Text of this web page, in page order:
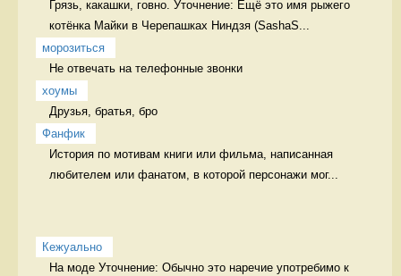
Грязь, какашки, говно. Уточнение: Ещё это имя рыжего
котёнка Майки в Черепашках Ниндзя (SashaS...
морозиться
Не отвечать на телефонные звонки
хоумы
Друзья, братья, бро
Фанфик
История по мотивам книги или фильма, написанная
любителем или фанатом, в которой персонажи мог...
Кежуально
На моде Уточнение: Обычно это наречие употребимо к